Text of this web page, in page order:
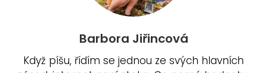
Barbora Jiřincová
Když píšu, řídím se jednou ze svých hlavních